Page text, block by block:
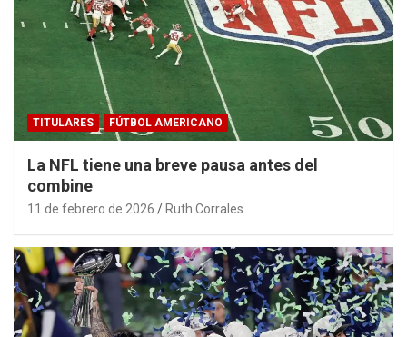
TITULARES FÚTBOL AMERICANO
La NFL tiene una breve pausa antes del
combine
11 de febrero de 2026 Ruth Corrales